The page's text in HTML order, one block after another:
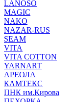
LANOSO
MAGIC
NAKO
NAZAR-RUS
SEAM
VITA
VITA COTTON
YARNART
АРЕОЛА
КАМТЕКС
ПНК им.Кирова